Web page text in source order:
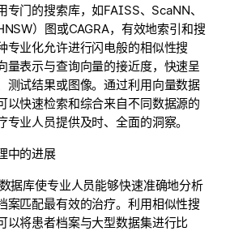
专门的搜索库，如FAISS、ScaNN、
）图或CAGRA，有效地索引和搜
专业化允许进行闪电般的相似性搜
量表示与查询向量的接近度，快速呈
测试结果或图像。通过利用向量数据
以快速检索和综合来自不同数据源的
业人员提供及时、全面的洞察。
中的进展
据库使专业人员能够快速准确地分析
案匹配最有效的治疗。利用相似性搜
以将患者档案与大型数据集进行比